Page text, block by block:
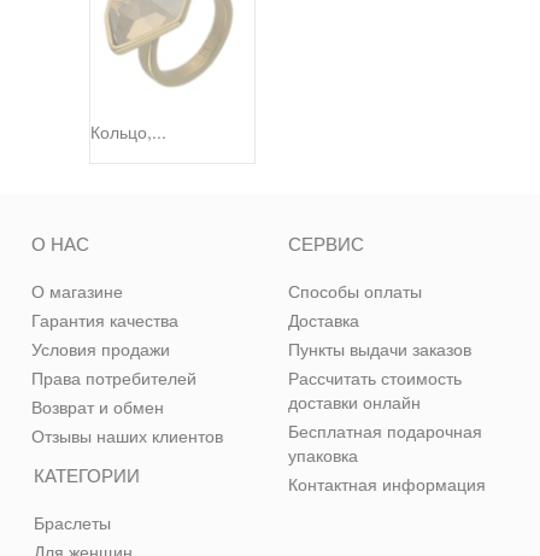
Кольцо,...
КАТЕГОРИИ
Браслеты
Для женщин
О НАС
О магазине
Гарантия качества
Условия продажи
Права потребителей
Возврат и обмен
Отзывы наших клиентов
СЕРВИС
Способы оплаты
Доставка
Пункты выдачи заказов
Рассчитать стоимость
доставки онлайн
Бесплатная подарочная
упаковка
Контактная информация